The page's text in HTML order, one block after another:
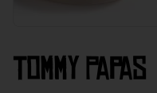
Tommy Papas